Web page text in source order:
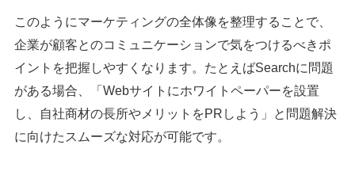
このようにマーケティングの全体像を整理することで、
企業が顧客とのコミュニケーションで気をつけるべきポ
イントを把握しやすくなります。たとえばSearchに問題
がある場合、「Webサイトにホワイトペーパーを設置
し、自社商材の長所やメリットをPRしよう」と問題解決
に向けたスムーズな対応が可能です。